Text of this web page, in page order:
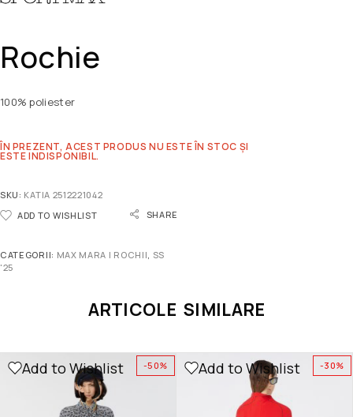
Rochie
100% poliester
ÎN PREZENT, ACEST PRODUS NU ESTE ÎN STOC ȘI
ESTE INDISPONIBIL.
SKU: KATIA 2512221042
ADD TO WISHLIST
SHARE
CATEGORII: MAX MARA | ROCHII, SS
'25
ARTICOLE SIMILARE
-50%
Add to Wishlist -30%
Add to Wishlist